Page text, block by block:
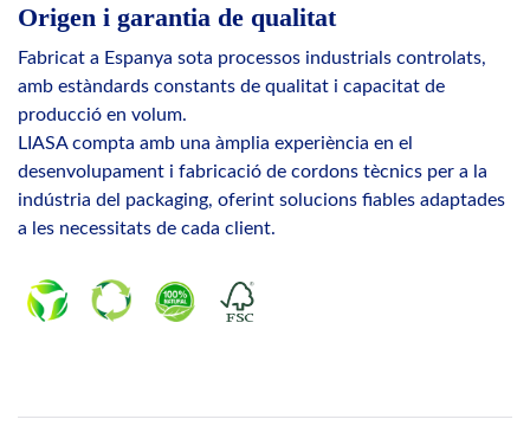
Origen i garantia de qualitat
Fabricat a Espanya sota processos industrials controlats,
amb estàndards constants de qualitat i capacitat de
producció en volum.
LIASA compta amb una àmplia experiència en el
desenvolupament i fabricació de cordons tècnics per a la
indústria del packaging, oferint solucions fiables adaptades
a les necessitats de cada client.